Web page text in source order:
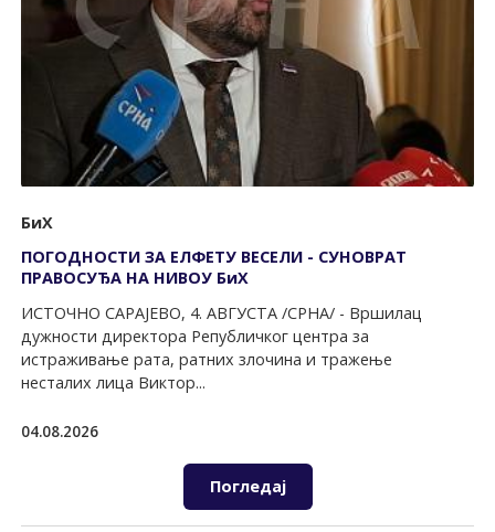
БиХ
ПОГОДНОСТИ ЗА ЕЛФЕТУ ВЕСЕЛИ - СУНОВРАТ
ПРАВОСУЂА НА НИВОУ БиХ
ИСТОЧНО САРАЈЕВО, 4. АВГУСТА /СРНА/ - Вршилац
дужности директора Републичког центра за
истраживање рата, ратних злочина и тражење
несталих лица Виктор...
04.08.2026
Погледај